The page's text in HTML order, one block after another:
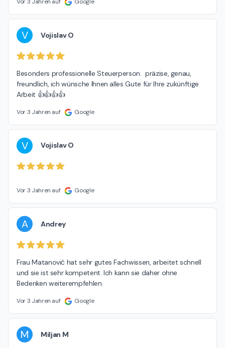
Vor 3 Jahren auf Google
V Vojislav O
Besonders professionelle Steuerperson.  präzise, ​​genau,
freundlich, ich wünsche Ihnen alles Gute für Ihre zukünftige
Arbeit 👍👍👍👍
Vor 3 Jahren auf Google
V Vojislav O
Vor 3 Jahren auf Google
A Andrey
Frau Matanović hat sehr gutes Fachwissen, arbeitet schnell
und sie ist sehr kompetent. Ich kann sie daher ohne
Bedenken weiterempfehlen.
Vor 3 Jahren auf Google
M Miljan M